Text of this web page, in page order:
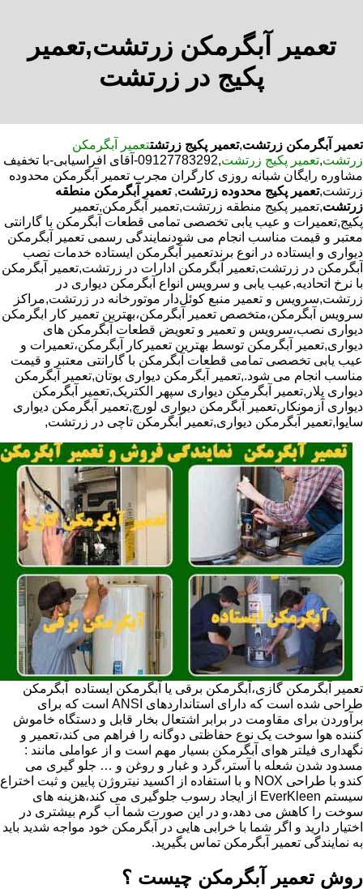
تعمیر آبگرمکن زرتشت,تعمیر
پکیج در زرتشت
تعمیر آبگرمکن زرتشت,تعمیر پکیج زرتشتتعمیر آبگرمکن
زرتشت,تعمیر پکیج زرتشت
,09127783292-آقای افراسیابی-با تخفیف
مشاوره رایگان شبانه روزی کارگران مجرب تعمیر آبگرمکن محدوده
زرتشت,تعمیر پکیج محدوده زرتشت, تعمیر آبگرمکن منطقه
زرتشت,تعمیر پکیج منطقه زرتشت,تعمیر آبگرمکن,تعمیر
پکیج,تعمیرات و عیب یابی تخصصی تمامی قطعات آبگرمکن با گارانتی
معتبر و قیمت مناسب انجام می شودنمایندگی رسمی تعمیر آبگرمکن
دیواری و ایستاده در انوع برندتعمیر آبگرمکن ایستاده خدمات نصب
آبگرمکن در زرتشت,تعمیر آبگرمکن ادارات در زرتشت,تعمیر آبگرمکن
با نرخ اتحادیه,عیب یابی و سرویس انواع آبگرمکن دیواری در
زرتشت,سرویس و تعمیر منبع کوئل‌دار موتورخانه در زرتشت,مراکز
سرویس آبگرمکن،متخصص تعمیر آبگرمکن،بهترین تعمیر کار ابگرمکن
دیواری نصب،سرویس و تعمیر و تعویض قطعات آبگرمکن های
دیواری,تعمیر آبگرمکن توسط بهترین تعمیرکار آبگرمکن،تعمیرات و
عیب یابی تخصصی تمامی قطعات آبگرمکن با گارانتی معتبر و قیمت
مناسب انجام می شود.,تعمیر آبگرمکن دیواری بوتان,تعمیر آبگرمکن
دیواری پلار,تعمیر آبگرمکن دیواری سپهر الکتریک,تعمیر آبگرمکن
دیواری آزمونکار,تعمیر آبگرمکن دیواری لورچ,تعمیر آبگرمکن دیواری
سایوا,تعمیر آبگرمکن دیواری,تعمیر آبگرمکن تاچی در زرتشت,
تعمیر آبگرمکن گازی،آبگرمکن برقی یا آبگرمکن ایستاده ​ آبگرمکن
طراحی شده است که دارای استانداردهای ANSI است که برای
برآوردن برای مقاومت در برابر اشتعال بخار قابل و دستگاه خاموش
کننده هوا سوخت یک نوع حفاظتی دوگانه را فراهم می کند،تعمیر و
نگهداری فیلتر هوای آبگرمکن بسیار مهم است و از عواملی مانند :
مسدود شدن شعله با آستر،گرد و غبار و روغن و … جلو گیری می
کندو با طراحی NOX و با استفاده از اکسید نیتروژن پایین و ثبت اختراع
سیستم EverKleen از ایجاد رسوب جلوگیری می کند،هزینه های
سوخت را کاهش می دهد،و در این صورت شما آب گرم بیشتری در
اختیار دارید و اگر شما با خرابی هایی در آبگرمکن خود مواجه شدید باید
به نمایندگی تعمیر آبگرمکن تماس بگیرید.
روش تعمیر آبگرمکن چیست ؟